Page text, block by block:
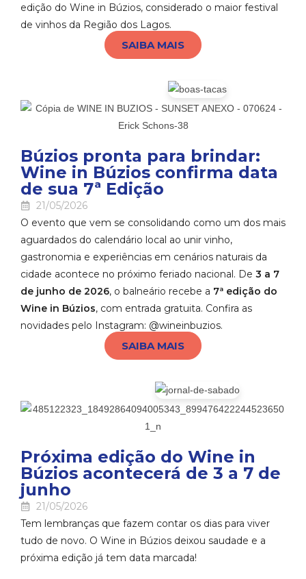
edição do Wine in Búzios, considerado o maior festival
de vinhos da Região dos Lagos.
SAIBA MAIS
Búzios pronta para brindar:
Wine in Búzios confirma data
de sua 7ª Edição
21/05/2026
O evento que vem se consolidando como um dos mais
aguardados do calendário local ao unir vinho,
gastronomia e experiências em cenários naturais da
cidade acontece no próximo feriado nacional. De 3 a 7
de junho de 2026, o balneário recebe a 7ª edição do
Wine in Búzios, com entrada gratuita. Confira as
novidades pelo Instagram: @wineinbuzios.
SAIBA MAIS
Próxima edição do Wine in
Búzios acontecerá de 3 a 7 de
junho
21/05/2026
Tem lembranças que fazem contar os dias para viver
tudo de novo. O Wine in Búzios deixou saudade e a
próxima edição já tem data marcada!